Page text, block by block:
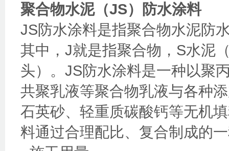
聚合物水泥（JS）防水涂料
JS防水涂料是指聚合物水泥防
其中，J就是指聚合物，S水泥
头）。JS防水涂料是一种以聚
共聚乳液等聚合物乳液与各种
石英砂、轻重质碳酸钙等无机
料通过合理配比、复合制成的